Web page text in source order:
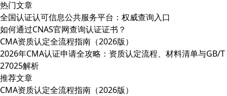
热门文章
全国认证认可信息公共服务平台：权威查询入口
如何通过CNAS官网查询认证证书？
CMA资质认定全流程指南（2026版）
2026年CMA认证申请全攻略：资质认定流程、材料清单与GB/T
27025解析
推荐文章
CMA资质认定全流程指南（2026版）